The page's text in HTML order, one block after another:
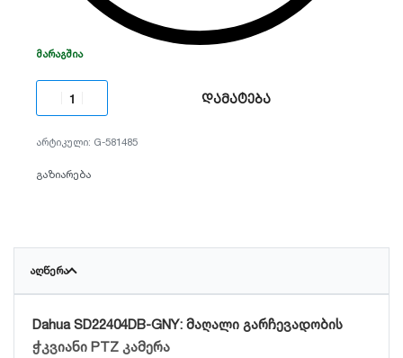
ᲛᲐᲠᲐᲒᲨᲘᲐ
დამატება
G-581485
გაზიარება
ᲐᲦᲬᲔᲠᲐ
Dahua SD22404DB-GNY: მაღალი გარჩევადობის
ჭკვიანი PTZ კამერა